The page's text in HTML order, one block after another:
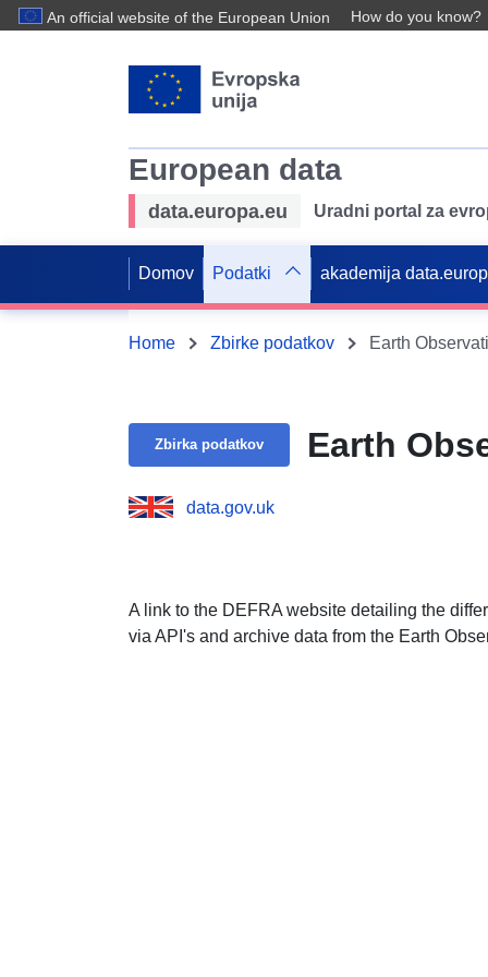
An official website of the European Union How do you know?
European data
data.europa.eu Uradni portal za
Domov Podatki akademija
Home Zbirke podatkov Earth
Zbirka podatkov Earth
data.gov.uk
A link to the DEFRA website detailing the
via API's and archive data from the Earth